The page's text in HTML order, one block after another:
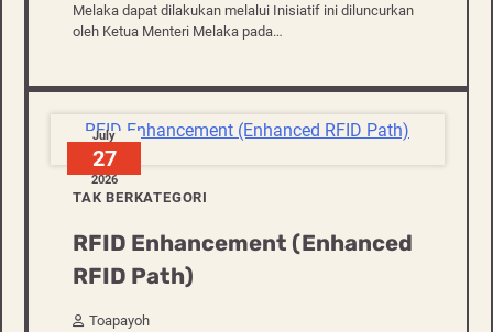
Melaka dapat dilakukan melalui Inisiatif ini diluncurkan
oleh Ketua Menteri Melaka pada…
July
27
2026
TAK BERKATEGORI
RFID Enhancement (Enhanced
RFID Path)
Toapayoh